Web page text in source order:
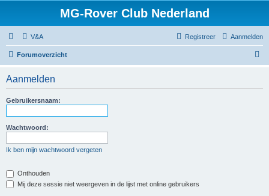
MG-Rover Club Nederland
V&A Aanmelden
Registreer
Forumoverzicht
Aanmelden
Gebruikersnaam:
Wachtwoord:
Ik ben mijn wachtwoord vergeten
Onthouden
Mij deze sessie niet weergeven in de lijst met online gebruikers